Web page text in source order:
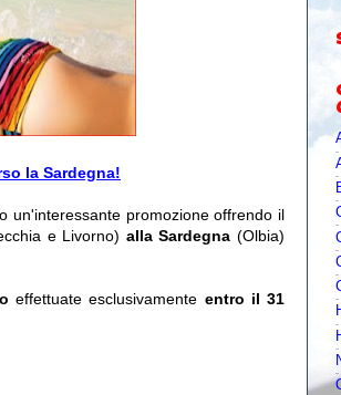
la Sardegna!
un'interessante promozione offrendo il
e Livorno) alla Sardegna (Olbia)
effettuate esclusivamente entro il 31